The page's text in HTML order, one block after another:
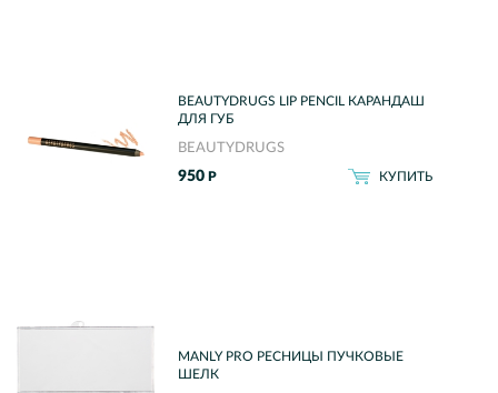
BEAUTYDRUGS LIP PENCIL КАРАНДАШ
ДЛЯ ГУБ
BEAUTYDRUGS
950Р КУПИТЬ
MANLY PRO РЕСНИЦЫ ПУЧКОВЫЕ
ШЕЛК